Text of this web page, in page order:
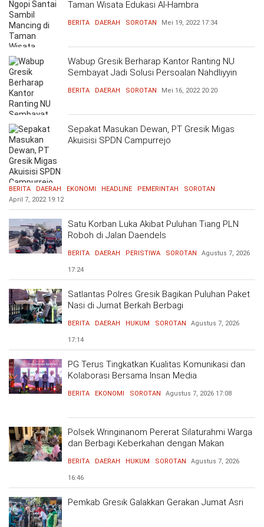
Taman Wisata Edukasi Al-Hambra
BERITA DAERAH SOROTAN Mei 19, 2022 17:34
Wabup Gresik Berharap Kantor Ranting NU
Sembayat Jadi Solusi Persoalan Nahdliyyin
BERITA DAERAH SOROTAN Mei 16, 2022 20:20
Sepakat Masukan Dewan, PT Gresik Migas
Akuisisi SPDN Campurrejo
BERITA DAERAH EKONOMI HEADLINE PEMERINTAH
SOROTAN
April 7, 2022 19:12
Satu Korban Luka Akibat Puluhan Tiang PLN
Roboh di Jalan Daendels
BERITA DAERAH PERISTIWA SOROTAN Agustus 7, 2026
17:24
Satlantas Polres Gresik Bagikan Puluhan Paket
Nasi di Jumat Berkah Berbagi
BERITA DAERAH HUKUM SOROTAN Agustus 7, 2026
17:14
PG Terus Tingkatkan Kualitas Komunikasi dan
Kolaborasi Bersama Insan Media
BERITA EKONOMI SOROTAN Agustus 7, 2026 17:08
Polsek Wringinanom Pererat Silaturahmi Warga
dan Berbagi Keberkahan dengan Makan
BERITA DAERAH HUKUM SOROTAN Agustus 7, 2026
16:46
Pemkab Gresik Galakkan Gerakan Jumat Asri